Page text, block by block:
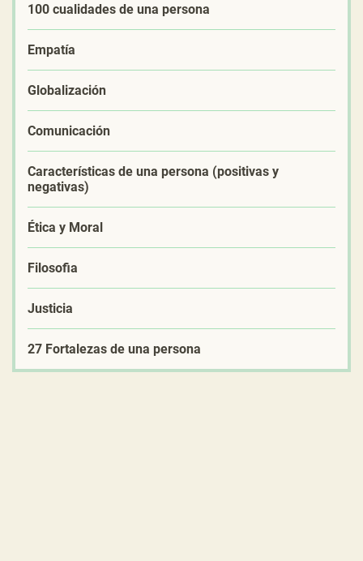
100 cualidades de una persona
Empatía
Globalización
Comunicación
Características de una persona (positivas y
negativas)
Ética y Moral
Filosofia
Justicia
27 Fortalezas de una persona